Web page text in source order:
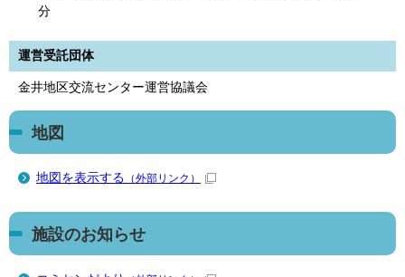
分
運営受託団体
金井地区交流センター運営協議会
地図
地図を表示する （外部リンク）
施設のお知らせ